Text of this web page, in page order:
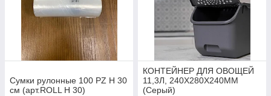
Сумки рулонные 100 PZ H 30
см (арт.ROLL H 30)
КОНТЕЙНЕР ДЛЯ ОВОЩЕЙ
11,3Л, 240Х280Х240ММ
(Серый)